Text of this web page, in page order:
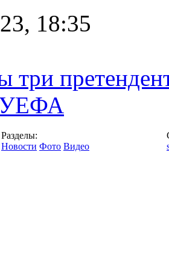
18:35
три
УЕФА
Разделы:
Новости Фото Видео